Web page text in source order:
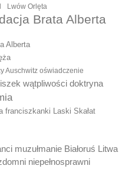
Lwów Orlęta
Brata Alberta
Alberta
Auschwitz oświadczenie
wątpliwości doktryna
franciszkanki Laski Skałat
muzułmanie Białoruś Litwa
niepełnosprawni